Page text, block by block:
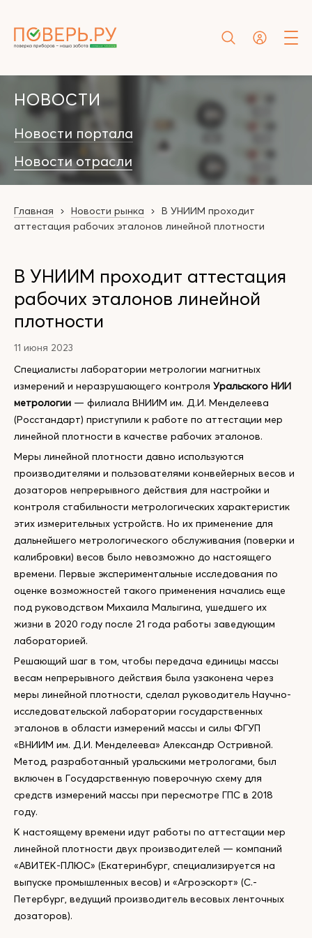
НОВОСТИ
Новости портала
Новости отрасли
Главная Новости рынка
В УНИИМ проходит
аттестация рабочих эталонов линейной плотности
В УНИИМ проходит аттестация
рабочих эталонов линейной
плотности
11 июня 2023
Специалисты лаборатории метрологии магнитных
измерений и неразрушающего контроля Уральского НИИ
метрологии — филиала ВНИИМ им. Д.И. Менделеева
(Росстандарт) приступили к работе по аттестации мер
линейной плотности в качестве рабочих эталонов.
Меры линейной плотности давно используются
производителями и пользователями конвейерных весов и
дозаторов непрерывного действия для настройки и
контроля стабильности метрологических характеристик
этих измерительных устройств. Но их применение для
дальнейшего метрологического обслуживания (поверки и
калибровки) весов было невозможно до настоящего
времени. Первые экспериментальные исследования по
оценке возможностей такого применения начались еще
под руководством Михаила Малыгина, ушедшего их
жизни в 2020 году после 21 года работы заведующим
лабораторией.
Решающий шаг в том, чтобы передача единицы массы
весам непрерывного действия была узаконена через
меры линейной плотности, сделал руководитель Научно-
исследовательской лаборатории государственных
эталонов в области измерений массы и силы ФГУП
«ВНИИМ им. Д.И. Менделеева» Александр Остривной.
Метод, разработанный уральскими метрологами, был
включен в Государственную поверочную схему для
средств измерений массы при пересмотре ГПС в 2018
году.
К настоящему времени идут работы по аттестации мер
линейной плотности двух производителей — компаний
«АВИТЕК-ПЛЮС» (Екатеринбург, специализируется на
выпуске промышленных весов) и «Агроэскорт» (С.-
Петербург, ведущий производитель весовых ленточных
дозаторов).